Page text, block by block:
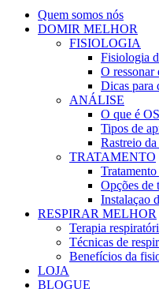
Quem somos nós
DOMIR MELHOR
FISIOLOGIA
Fisiologia
O ressonar
Dicas para
ANÁLISE
O que é
Tipos de
Rastreio
TRATAMENTO
Opções de
Instalaçao
RESPIRAR MELHOR
Terapia
Técnicas de
Benefícios da
LOJA
BLOGUE